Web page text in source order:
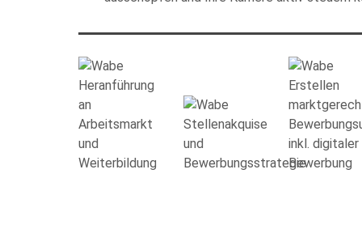
Die Datenschutzerklärung habe ich zur